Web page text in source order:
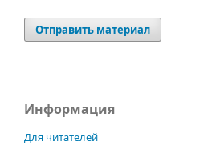
Отправить материал
Информация
Для читателей